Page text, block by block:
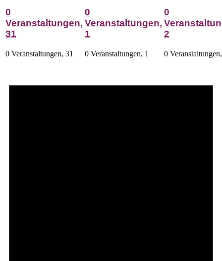
0
Veranstaltungen,
31
0 Veranstaltungen, 31
0
Veranstaltungen,
1
0 Veranstaltungen, 1
0
2
0